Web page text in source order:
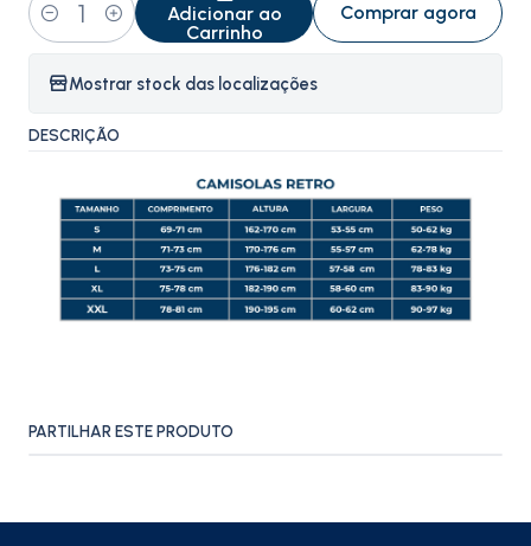
Quantidade
Adicionar ao
Carrinho
Comprar agora
Mostrar stock das localizações
DESCRIÇÃO
PARTILHAR ESTE PRODUTO